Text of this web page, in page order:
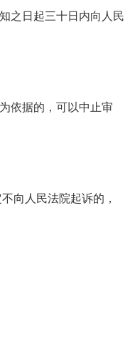
之日起三十日内向人民
依据的，可以中止审
向人民法院起诉的，